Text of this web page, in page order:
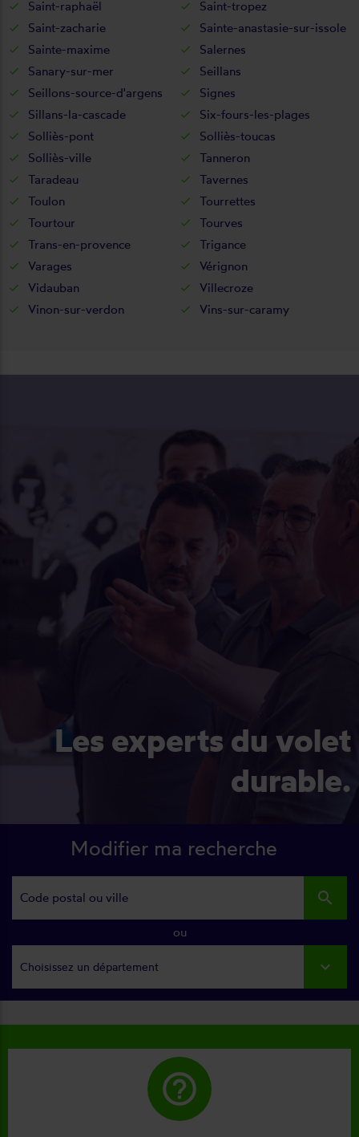
Saint-raphaël
Saint-tropez
Saint-zacharie
Sainte-anastasie-sur-issole
Sainte-maxime
Salernes
Sanary-sur-mer
Seillans
Seillons-source-d'argens
Signes
Sillans-la-cascade
Six-fours-les-plages
Solliès-pont
Solliès-toucas
Solliès-ville
Tanneron
Taradeau
Tavernes
Toulon
Tourrettes
Tourtour
Tourves
Trans-en-provence
Trigance
Varages
Vérignon
Vidauban
Villecroze
Vinon-sur-verdon
Vins-sur-caramy
Les experts du volet
durable.
Modifier ma recherche
search
ou
Choisissez un département
help_outline